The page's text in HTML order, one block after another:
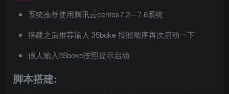
系统推荐使用腾讯云centos7.2—7.6系统
搭建之后推荐输入 35boke 按照顺序再次启动一下
假人输入35boke按照提示启动
脚本搭建: